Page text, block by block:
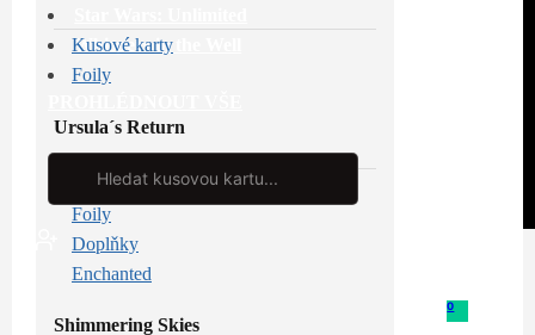
Whispers in the Well
Search
0
Kusové karty
Foily
Ursula´s Return
Kusové karty
Foily
Doplňky
Enchanted
Shimmering Skies